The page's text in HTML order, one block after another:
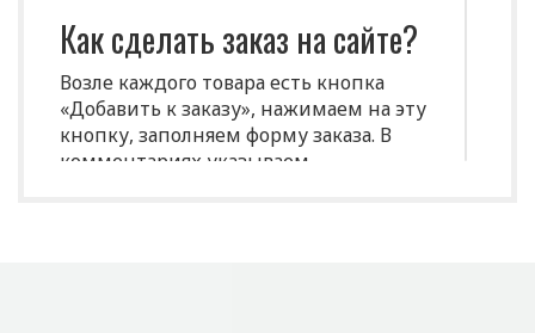
Как сделать заказ на сайте?
Возле каждого товара есть кнопка
«Добавить к заказу», нажимаем на эту
кнопку, заполняем форму заказа. В
комментариях указываем